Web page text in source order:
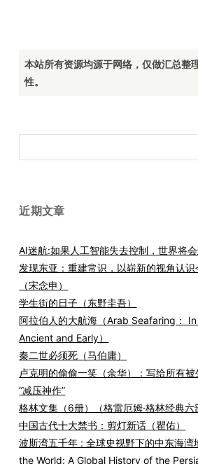
本站所有资源均源于网络，仅做汇总整
性。
索：
近期文章
AI迷航:如果人工智能失去控制，世界将会
发现东亚：重建常识，以崭新的视角认
（宋念申）
学生街的日子（东野圭吾）
阿拉伯人的大航海（Arab Seafaring：
Ancient and Early）
秦二世必须死（马伯庸）
卢克明的偷偷一笑（余华）：写给所有
“减压神作”
格林文集（6册）（格雷厄姆·格林经典六
中国古代十大禁书：剪灯新话（瞿佑）
波斯湾五千年 : 全球史视野下的中东海
the World: A Global History of the